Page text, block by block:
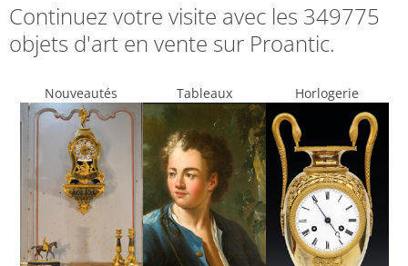
Continuez votre visite avec les 349775
objets d'art en vente sur Proantic.
Nouveautés Tableaux Horlogerie